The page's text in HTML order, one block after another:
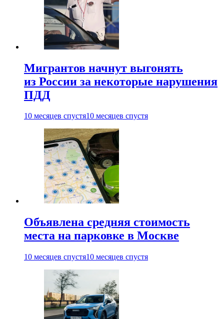
Мигрантов начнут выгонять
из России за некоторые нарушения
ПДД
10 месяцев спустя10 месяцев спустя
Объявлена средняя стоимость
места на парковке в Москве
10 месяцев спустя10 месяцев спустя